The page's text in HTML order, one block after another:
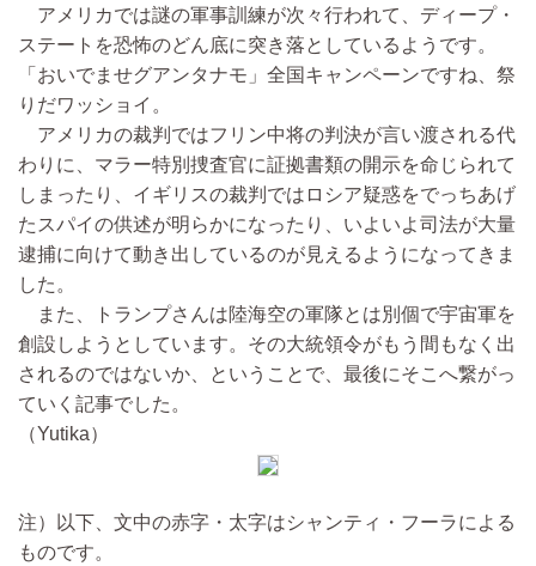
アメリカでは謎の軍事訓練が次々行われて、ディープ・
ステートを恐怖のどん底に突き落としているようです。
「おいでませグアンタナモ」全国キャンペーンですね、祭
りだワッショイ。
アメリカの裁判ではフリン中将の判決が言い渡される代
わりに、マラー特別捜査官に証拠書類の開示を命じられて
しまったり、イギリスの裁判ではロシア疑惑をでっちあげ
たスパイの供述が明らかになったり、いよいよ司法が大量
逮捕に向けて動き出しているのが見えるようになってきま
した。
また、トランプさんは陸海空の軍隊とは別個で宇宙軍を
創設しようとしています。その大統領令がもう間もなく出
されるのではないか、ということで、最後にそこへ繋がっ
ていく記事でした。
（Yutika）
注）以下、文中の赤字・太字はシャンティ・フーラによる
ものです。